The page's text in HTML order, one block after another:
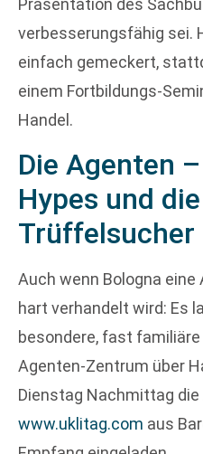
Präsentation des
verbesserungsfähig sei.
einfach gemeckert,
einem Fortbildungs-
Handel.
Die Agenten
Hypes und
Trüffelsucher
Auch wenn Bologna
hart verhandelt wird: Es
besondere, fast
Agenten-Zentrum über
Dienstag Nachmittag die
www.uklitag.com aus